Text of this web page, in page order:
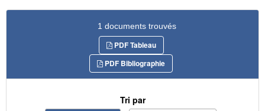
1 documents trouvés
PDF Tableau
PDF Bibliographie
Tri par